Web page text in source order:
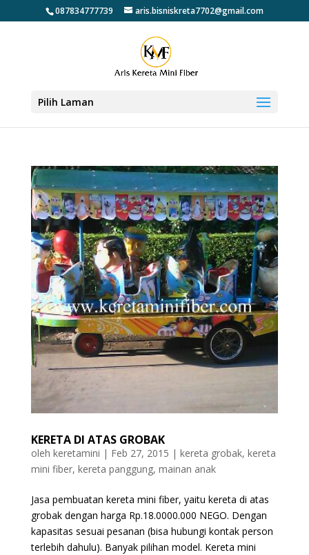
087834777739 aris.bisniskreta7702@gmail.com
Pilih Laman
KERETA DI ATAS GROBAK
oleh keretamini | Feb 27, 2015 | kereta grobak, kereta
mini fiber, kereta panggung, mainan anak
Jasa pembuatan kereta mini fiber, yaitu kereta di atas
grobak dengan harga Rp.18.0000.000 NEGO. Dengan
kapasitas sesuai pesanan (bisa hubungi kontak person
terlebih dahulu). Banyak pilihan model. Kereta mini